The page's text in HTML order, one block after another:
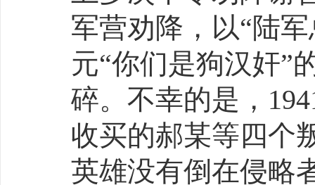
军营劝降，以“陆
元“你们是狗汉奸”
碎。不幸的是，
收买的郝某等四个
英雄没有倒在侵略